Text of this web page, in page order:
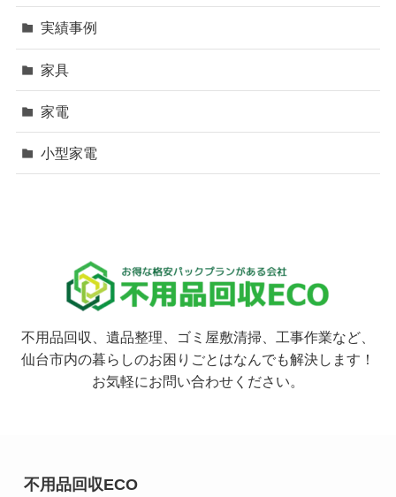
実績事例
家具
家電
小型家電
不用品回収、遺品整理、ゴミ屋敷清掃、工事作業など、
仙台市内の暮らしのお困りごとはなんでも解決します！
お気軽にお問い合わせください。
不用品回収ECO